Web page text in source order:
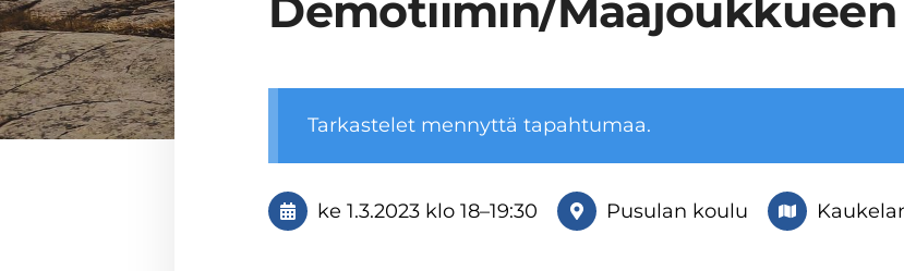
Tarkastelet mennyttä tapahtumaa.
ke 1.3.2023 klo 18–19:30 Pusulan koulu